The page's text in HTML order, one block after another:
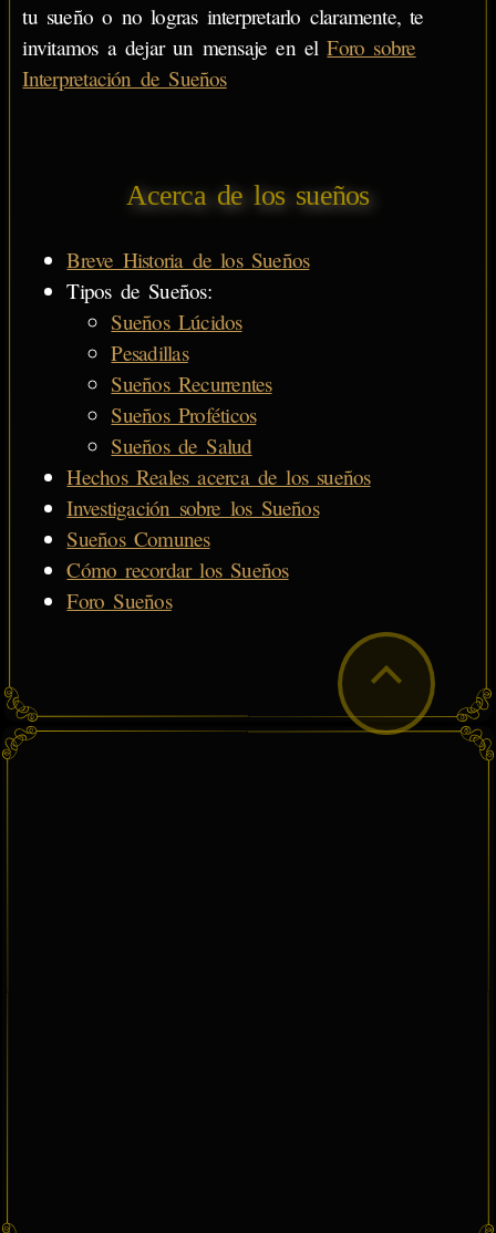
tu sueño o no logras interpretarlo claramente, te
invitamos a dejar un mensaje en elForo sobre
Interpretación de Sueños
Acerca de los sueños
Breve Historia de los Sueños
Tipos de Sueños:
Sueños Lúcidos
Pesadillas
Sueños Recurrentes
Sueños Proféticos
Sueños de Salud
Hechos Reales acerca de los sueños
Investigación sobre los Sueños
Sueños Comunes
Cómo recordar los Sueños
Foro Sueños